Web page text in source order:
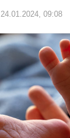
24.01.2024, 09:08